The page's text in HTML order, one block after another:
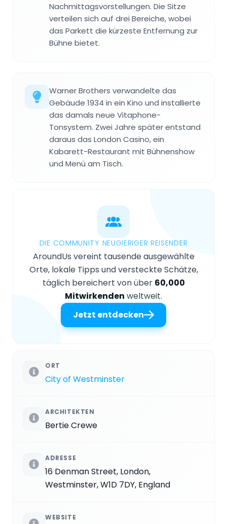
Nachmittagsvorstellungen. Die Sitze
verteilen sich auf drei Bereiche, wobei
das Parkett die kürzeste Entfernung zur
Bühne bietet.
Warner Brothers verwandelte das
Gebäude 1934 in ein Kino und installierte
das damals neue Vitaphone-
Tonsystem. Zwei Jahre später entstand
daraus das London Casino, ein
Kabarett-Restaurant mit Bühnenshow
und Menü am Tisch.
DIE COMMUNITY NEUGIERIGER REISENDER
AroundUs vereint tausende ausgewählte
Orte, lokale Tipps und versteckte Schätze,
täglich bereichert von über 60,000
Mitwirkenden weltweit.
Jetzt entdecken
ORT
City of Westminster
ARCHITEKTEN
Bertie Crewe
ADRESSE
16 Denman Street, London,
Westminster, W1D 7DY, England
WEBSITE